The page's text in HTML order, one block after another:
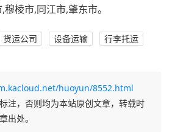
棱市,同江市,肇东市。
货运公司 设备运输
行李托运
huoyun/8552.html
注，否则均为本站原创文章，转载时
出处。